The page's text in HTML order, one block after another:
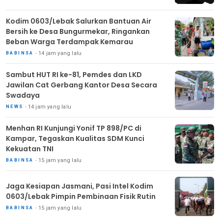
Kodim 0603/Lebak Salurkan Bantuan Air
Bersih ke Desa Bungurmekar, Ringankan
Beban Warga Terdampak Kemarau
BABINSA 14 jam yang lalu
Sambut HUT RI ke-81, Pemdes dan LKD
Jawilan Cat Gerbang Kantor Desa Secara
Swadaya
NEWS 14 jam yang lalu
Menhan RI Kunjungi Yonif TP 898/PC di
Kampar, Tegaskan Kualitas SDM Kunci
Kekuatan TNI
BABINSA 15 jam yang lalu
Jaga Kesiapan Jasmani, Pasi Intel Kodim
0603/Lebak Pimpin Pembinaan Fisik Rutin
BABINSA 15 jam yang lalu